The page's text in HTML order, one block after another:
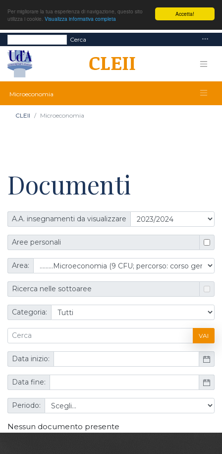
Accetta!
Per migliorare la tua esperienza di navigazione, questo sito
utilizza i cookie. Visualizza informativa completa
Cerca
Microeconomia
CLEII Microeconomia
Documenti
A.A. insegnamenti da visualizzare
Aree personali
Area:
Ricerca nelle sottoaree
Categoria:
VAI
Data inizio:
Data fine:
Periodo:
Nessun documento presente